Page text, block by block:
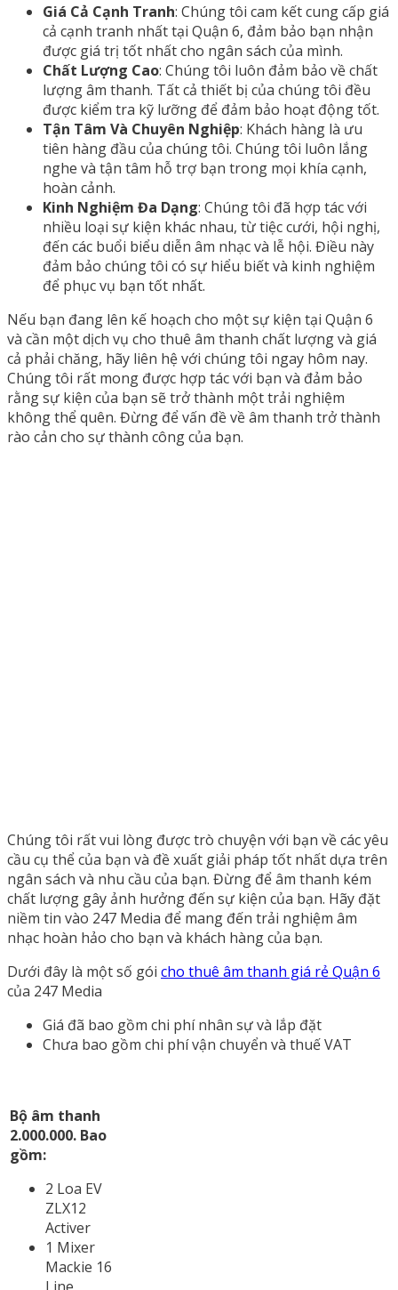
Giá Cả Cạnh Tranh: Chúng tôi cam kết cung cấp giá
cả cạnh tranh nhất tại Quận 6, đảm bảo bạn nhận
được giá trị tốt nhất cho ngân sách của mình.
Chất Lượng Cao: Chúng tôi luôn đảm bảo về chất
lượng âm thanh. Tất cả thiết bị của chúng tôi đều
được kiểm tra kỹ lưỡng để đảm bảo hoạt động tốt.
Tận Tâm Và Chuyên Nghiệp: Khách hàng là ưu
tiên hàng đầu của chúng tôi. Chúng tôi luôn lắng
nghe và tận tâm hỗ trợ bạn trong mọi khía cạnh,
hoàn cảnh.
Kinh Nghiệm Đa Dạng: Chúng tôi đã hợp tác với
nhiều loại sự kiện khác nhau, từ tiệc cưới, hội nghị,
đến các buổi biểu diễn âm nhạc và lễ hội. Điều này
đảm bảo chúng tôi có sự hiểu biết và kinh nghiệm
để phục vụ bạn tốt nhất.
Nếu bạn đang lên kế hoạch cho một sự kiện tại Quận 6
và cần một dịch vụ cho thuê âm thanh chất lượng và giá
cả phải chăng, hãy liên hệ với chúng tôi ngay hôm nay.
Chúng tôi rất mong được hợp tác với bạn và đảm bảo
rằng sự kiện của bạn sẽ trở thành một trải nghiệm
không thể quên. Đừng để vấn đề về âm thanh trở thành
rào cản cho sự thành công của bạn.
Chúng tôi rất vui lòng được trò chuyện với bạn về các yêu
cầu cụ thể của bạn và đề xuất giải pháp tốt nhất dựa trên
ngân sách và nhu cầu của bạn. Đừng để âm thanh kém
chất lượng gây ảnh hưởng đến sự kiện của bạn. Hãy đặt
niềm tin vào 247 Media để mang đến trải nghiệm âm
nhạc hoàn hảo cho bạn và khách hàng của bạn.
Dưới đây là một số gói cho thuê âm thanh giá rẻ Quận 6
của 247 Media
Giá đã bao gồm chi phí nhân sự và lắp đặt
Chưa bao gồm chi phí vận chuyển và thuế VAT
Bộ âm thanh
2.000.000. Bao
gồm:
2 Loa EV
ZLX12
Activer
1 Mixer
Mackie 16